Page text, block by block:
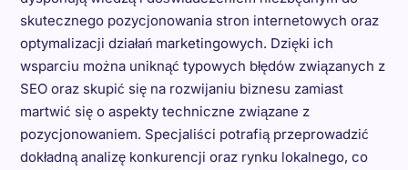
skutecznego pozycjonowania stron internetowych oraz
optymalizacji działań marketingowych. Dzięki ich
wsparciu można uniknąć typowych błędów związanych z
SEO oraz skupić się na rozwijaniu biznesu zamiast
martwić się o aspekty techniczne związane z
pozycjonowaniem. Specjaliści potrafią przeprowadzić
dokładną analizę konkurencji oraz rynku lokalnego, co